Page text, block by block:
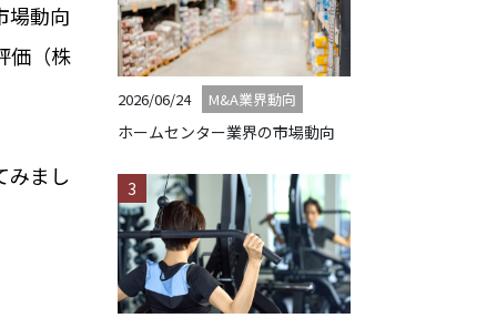
場動向
価（株
みまし
2026/06/24 M&A業界動向
ホームセンター業界の市場動向